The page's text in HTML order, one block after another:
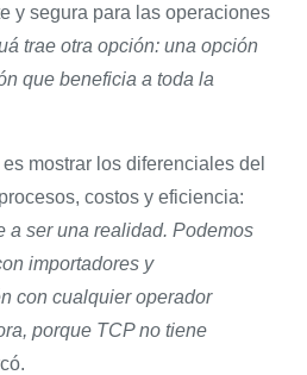
y segura para las operaciones
trae otra opción: una opción
que beneficia a toda la
mostrar los diferenciales del
costos y eficiencia:
a ser una realidad. Podemos
importadores y
con cualquier operador
porque TCP no tiene